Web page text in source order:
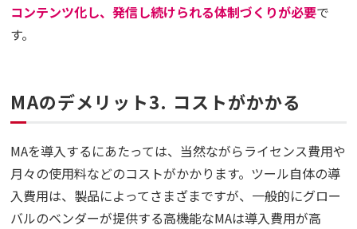
コンテンツ化し、発信し続けられる体制づくりが必要で
す。
MAのデメリット3. コストがかかる
MAを導入するにあたっては、当然ながらライセンス費用や
月々の使用料などのコストがかかります。ツール自体の導
入費用は、製品によってさまざまですが、一般的にグロー
バルのベンダーが提供する高機能なMAは導入費用が高